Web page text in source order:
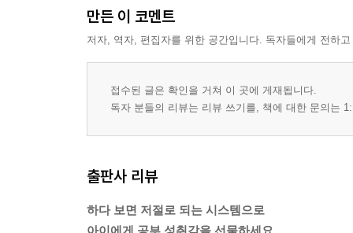
만든 이 코멘트
저자, 역자, 편집자를 위한 공간입니다. 독자들에게 전하
접수된 글은 확인을 거쳐 이 곳에 게재됩니다.
독자 분들의 리뷰는 리뷰 쓰기를, 책에 대한 문의는
출판사 리뷰
하다 보면 저절로 되는 시스템으로
아이에게 공부 성취감을 선물하세요